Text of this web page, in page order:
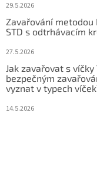
29.5.2026
Zavařování metodou
STD s odtrhávacím
27.5.2026
Jak zavařovat s
bezpečným
vyznat v typech
14.5.2026